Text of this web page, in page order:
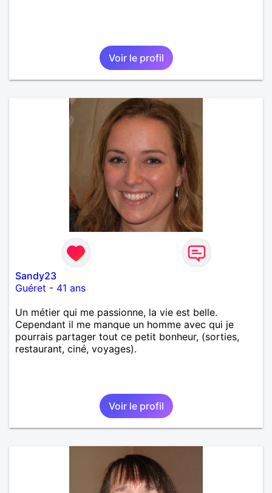
Voir le profil
Sandy23
Guéret - 41 ans
Un métier qui me passionne, la vie est belle.
Cependant il me manque un homme avec qui je
pourrais partager tout ce petit bonheur, (sorties,
restaurant, ciné, voyages).
Voir le profil